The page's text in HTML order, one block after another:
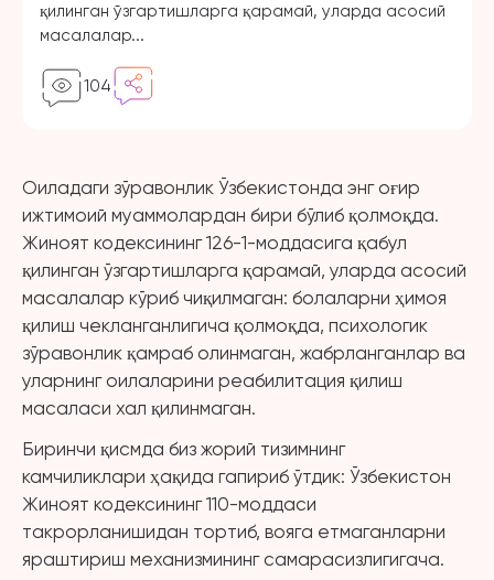
қилинган ўзгартишларга қарамай, уларда асосий
масалалар...
104
Оиладаги зўравонлик Ўзбекистонда энг оғир
ижтимоий муаммолардан бири бўлиб қолмоқда.
Жиноят кодексининг 126-1-моддасига қабул
қилинган ўзгартишларга қарамай, уларда асосий
масалалар кўриб чиқилмаган: болаларни ҳимоя
қилиш чекланганлигича қолмоқда, психологик
зўравонлик қамраб олинмаган, жабрланганлар ва
уларнинг оилаларини реабилитация қилиш
масаласи хал қилинмаган.
Биринчи қисмда биз жорий тизимнинг
камчиликлари ҳақида гапириб ўтдик: Ўзбекистон
Жиноят кодексининг 110-моддаси
такрорланишидан тортиб, вояга етмаганларни
яраштириш механизмининг самарасизлигигача.